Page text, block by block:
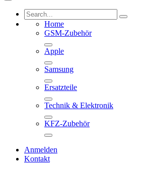
Home
GSM-Zubehör
Apple
Samsung
Ersatzteile
Technik & Elektronik
KFZ-Zubehör
Anmelden
Kontakt